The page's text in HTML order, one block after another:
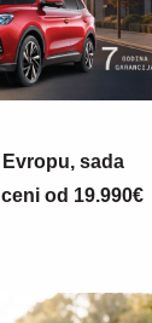
sada
od 19.990€